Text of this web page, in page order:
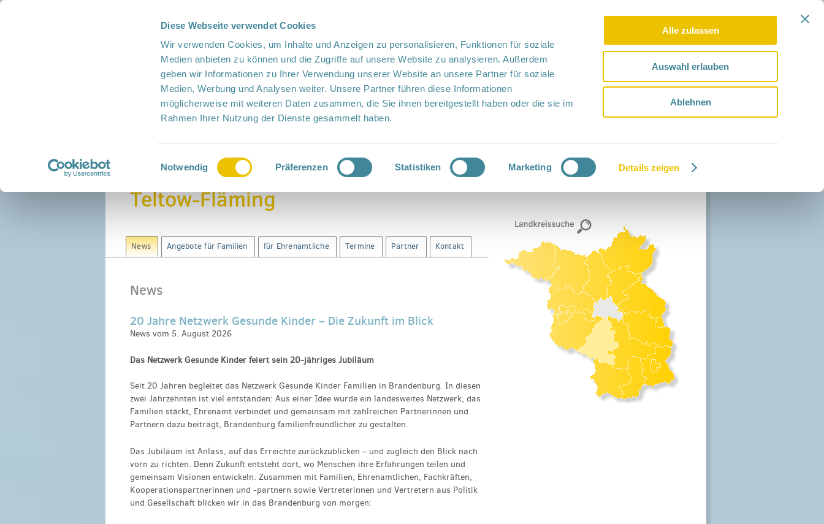
Diese Webseite verwendet Cookies
Wir verwenden Cookies, um Inhalte und Anzeigen zu personalisieren, Funktionen für soziale
Medien anbieten zu können und die Zugriffe auf unsere Website zu analysieren. Außerdem
geben wir Informationen zu Ihrer Verwendung unserer Website an unsere Partner für soziale
Medien, Werbung und Analysen weiter. Unsere Partner führen diese Informationen
möglicherweise mit weiteren Daten zusammen, die Sie ihnen bereitgestellt haben oder die sie im
Rahmen Ihrer Nutzung der Dienste gesammelt haben.
Einwilligungsauswahl
Notwendig Präferenzen Statistiken Marketing Details zeigen
Alle zulassen
Auswahl erlauben
Ablehnen
Intern Netzwerk-Kompass Leichte Sprache
Termine
Teltow-Fläming›
Teltow-Fläming
News Angebote für Familien für Ehrenamtliche Termine Partner Kontakt
News
20 Jahre Netzwerk Gesunde Kinder – Die Zukunft im Blick
News vom 5. August 2026
Das Netzwerk Gesunde Kinder feiert sein 20-jähriges Jubiläum
Seit 20 Jahren begleitet das Netzwerk Gesunde Kinder Familien in Brandenburg. In diesen
zwei Jahrzehnten ist viel entstanden: Aus einer Idee wurde ein landesweites Netzwerk, das
Familien stärkt, Ehrenamt verbindet und gemeinsam mit zahlreichen Partnerinnen und
Partnern dazu beiträgt, Brandenburg familienfreundlicher zu gestalten.
Das Jubiläum ist Anlass, auf das Erreichte zurückzublicken – und zugleich den Blick nach
vorn zu richten. Denn Zukunft entsteht dort, wo Menschen ihre Erfahrungen teilen und
gemeinsam Visionen entwickeln. Zusammen mit Familien, Ehrenamtlichen, Fachkräften,
Kooperationspartnerinnen und -partnern sowie Vertreterinnen und Vertretern aus Politik
und Gesellschaft blicken wir in das Brandenburg von morgen: